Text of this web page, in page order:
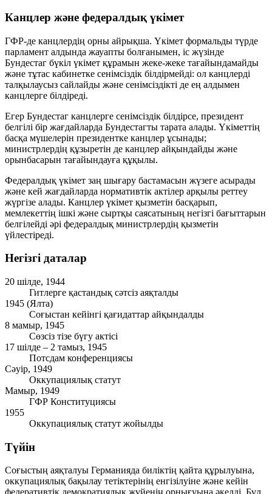
Канцлер және федералдық үкімет
ГФР-де канцлердің орны айрықша. Үкімет формальды түрде
парламент алдында жауапты болғанымен, іс жүзінде
Бундестаг бүкіл үкімет құрамын жеке-жеке тағайындамайды
және тұтас кабинетке сенімсіздік білдірмейді: ол канцлерді
талқылаусыз сайлайды және сенімсіздікті де ең алдымен
канцлерге білдіреді.
Егер Бундестаг канцлерге сенімсіздік білдірсе, президент
белгілі бір жағдайларда Бундестагты тарата алады. Үкіметтің
басқа мүшелерін президентке канцлер ұсынады;
министрлердің құзыретін де канцлер айқындайды және
орынбасарын тағайындауға құқылы.
Федералдық үкімет заң шығару бастамасын жүзеге асырады
және кей жағдайларда нормативтік актілер арқылы реттеу
жүргізе алады. Канцлер үкімет қызметін басқарып,
мемлекеттің ішкі және сыртқы саясатының негізгі бағыттарын
белгілейді әрі федералдық министрлердің қызметін
үйлестіреді.
Негізгі даталар
20 шілде, 1944
Гитлерге қастандық сәтсіз аяқталды
1945 (Ялта)
Соғыстан кейінгі қағидаттар айқындалды
8 мамыр, 1945
Сөзсіз тізе бүгу актісі
17 шілде – 2 тамыз, 1945
Потсдам конференциясы
Сәуір, 1949
Оккупациялық статут
Мамыр, 1949
ГФР Конституциясы
1955
Оккупациялық статут жойылды
Түйін
Соғыстың аяқталуы Германияда биліктің қайта құрылуына,
оккупациялық бақылау тетіктерінің енгізілуіне және кейін